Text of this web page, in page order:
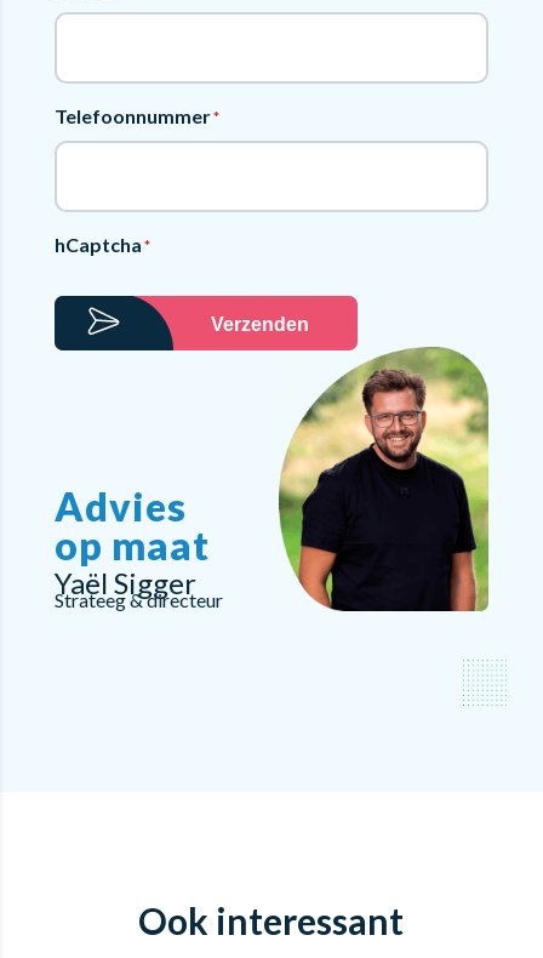
Telefoonnummer*
hCaptcha*
Verzenden
Advies
op maat
Yaël Sigger
Strateeg & directeur
Ook interessant